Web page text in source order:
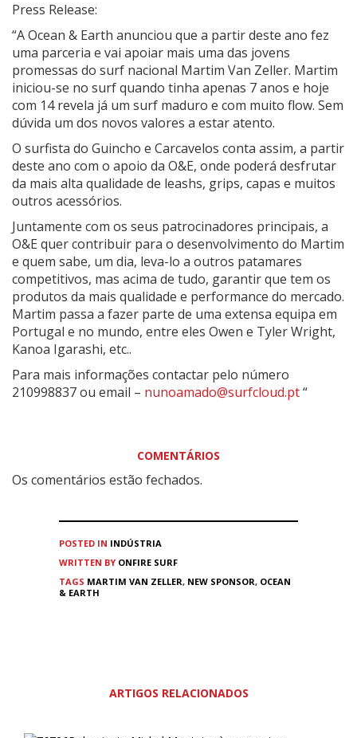
Press Release:
“A Ocean & Earth anunciou que a partir deste ano fez
uma parceria e vai apoiar mais uma das jovens
promessas do surf nacional Martim Van Zeller. Martim
iniciou-se no surf quando tinha apenas 7 anos e hoje
com 14 revela já um surf maduro e com muito flow. Sem
dúvida um dos novos valores a estar atento.
O surfista do Guincho e Carcavelos conta assim, a partir
deste ano com o apoio da O&E, onde poderá desfrutar
da mais alta qualidade de leashs, grips, capas e muitos
outros acessórios.
Juntamente com os seus patrocinadores principais, a
O&E quer contribuir para o desenvolvimento do Martim
e quem sabe, um dia, leva-lo a outros patamares
competitivos, mas acima de tudo, garantir que tem os
produtos da mais qualidade e performance do mercado.
Martim passa a fazer parte de uma extensa equipa em
Portugal e no mundo, entre eles Owen e Tyler Wright,
Kanoa Igarashi, etc..
Para mais informações contactar pelo número
210998837 ou email – nunoamado@surfcloud.pt“
COMENTÁRIOS
Os comentários estão fechados.
POSTED IN INDÚSTRIA
WRITTEN BY ONFIRE SURF
TAGS MARTIM VAN ZELLER, NEW SPONSOR, OCEAN
& EARTH
ARTIGOS RELACIONADOS